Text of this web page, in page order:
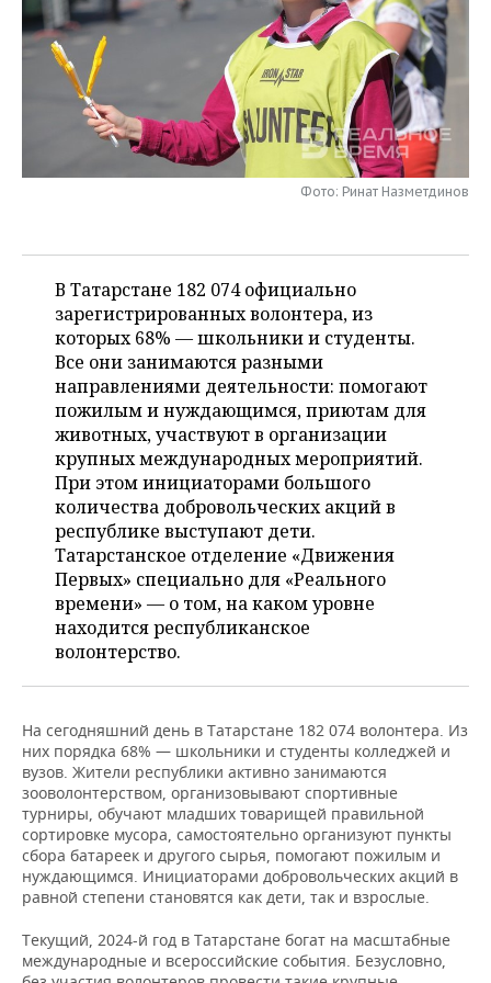
НЕФТЕХИМИЯ
НЕФТЬ
ЭНЕРГЕТИКА
РОЗНИЧНАЯ ТОРГОВЛЯ
ТРАНСПОРТ
НОВОСТИ ТЕХНОЛОГИЙ
МЕРОПРИЯТИЯ
НОВОСТИ МЕРОПРИЯТИЙ
ВЫЕЗДНАЯ РЕДАКЦИЯ
ОТКРЫТАЯ ЛЕКЦИЯ
СПОРТ
НОВОСТИ СПОРТА
БАСКЕТБОЛ
ВОЛЕЙБОЛ
КИБЕРСПОРТ
ФИГУРНОЕ КАТАНИЕ
ВОДНЫЕ ВИДЫ СПОРТА
ХОККЕЙ С МЯЧОМ
ОБЩЕСТВО
ИНФРАСТРУКТУРА
ИСТОРИЯ
КУЛЬТУРА
МЕДИЦИНА
ОБРАЗОВАНИЕ
ПРОИСШЕСТВИЯ
СПРАВОЧНИК
СПИСОК ПЕРСОН
СПИСОК КОМПАНИЙ
ПОЛНАЯ ВЕРСИЯ
Фото: Ринат Назметдинов
В Татарстане 182 074 официально
зарегистрированных волонтера, из
которых 68% — школьники и студенты.
Все они занимаются разными
направлениями деятельности: помогают
пожилым и нуждающимся, приютам для
животных, участвуют в организации
крупных международных мероприятий.
При этом инициаторами большого
количества добровольческих акций в
республике выступают дети.
Татарстанское отделение «Движения
Первых» специально для «Реального
времени» — о том, на каком уровне
находится республиканское
волонтерство.
На сегодняшний день в Татарстане 182 074 волонтера. Из
них порядка 68% — школьники и студенты колледжей и
вузов. Жители республики активно занимаются
зооволонтерством, организовывают спортивные
турниры, обучают младших товарищей правильной
сортировке мусора, самостоятельно организуют пункты
сбора батареек и другого сырья, помогают пожилым и
нуждающимся. Инициаторами добровольческих акций в
равной степени становятся как дети, так и взрослые.
Текущий, 2024-й год в Татарстане богат на масштабные
международные и всероссийские события. Безусловно,